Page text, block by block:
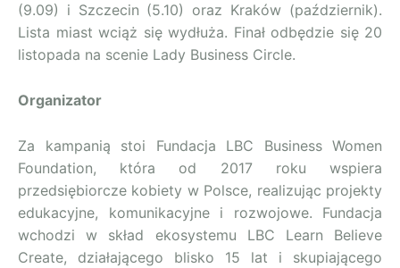
(9.09) i Szczecin (5.10) oraz Kraków (październik).
Lista miast wciąż się wydłuża. Finał odbędzie się 20
listopada na scenie Lady Business Circle.
Organizator
Za kampanią stoi Fundacja LBC Business Women
Foundation, która od 2017 roku wspiera
przedsiębiorcze kobiety w Polsce, realizując projekty
edukacyjne, komunikacyjne i rozwojowe. Fundacja
wchodzi w skład ekosystemu LBC Learn Believe
Create, działającego blisko 15 lat i skupiającego